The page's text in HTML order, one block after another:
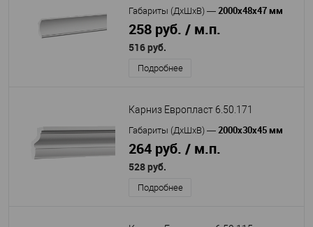
Габариты (ДхШхВ) — 2000х48х47 мм
258 руб. / м.п.
516 руб.
Подробнее
Карниз Европласт 6.50.171
Габариты (ДхШхВ) — 2000х30х45 мм
264 руб. / м.п.
528 руб.
Подробнее